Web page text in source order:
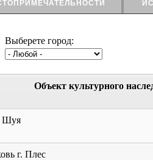
Выберете город:
Объект культурного
Шуя
г. Плес